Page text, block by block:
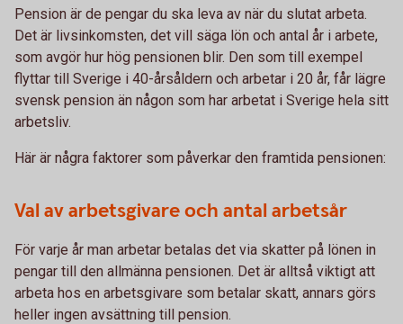
Pension är de pengar du ska leva av när du slutat arbeta.
Det är livsinkomsten, det vill säga lön och antal år i arbete,
som avgör hur hög pensionen blir. Den som till exempel
flyttar till Sverige i 40-årsåldern och arbetar i 20 år, får lägre
svensk pension än någon som har arbetat i Sverige hela sitt
arbetsliv.
Här är några faktorer som påverkar den framtida pensionen:
Val av arbetsgivare och antal arbetsår
För varje år man arbetar betalas det via skatter på lönen in
pengar till den allmänna pensionen. Det är alltså viktigt att
arbeta hos en arbetsgivare som betalar skatt, annars görs
heller ingen avsättning till pension.